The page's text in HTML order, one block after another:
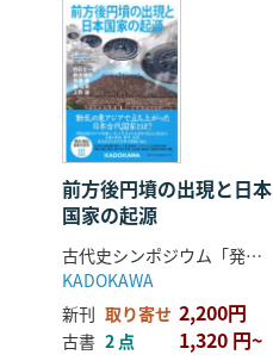
前方後円墳の出現と日本
国家の起源
古代史シンポジウム「発見・検証 日本の古代」編集委員会 編
KADOKAWA
新刊 取り寄せ 2,200円
古書 2 点 1,320 円~